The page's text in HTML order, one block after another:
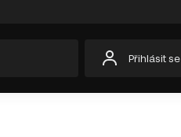
Přihlásit se